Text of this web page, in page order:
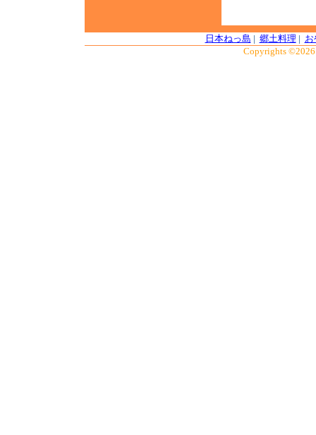
日本ねっ島 | 郷土料理 |
Copyrights ©2026